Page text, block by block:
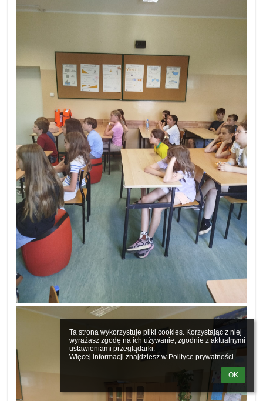
Ta strona wykorzystuje pliki cookies. Korzystając z niej
wyrażasz zgodę na ich używanie, zgodnie z aktualnymi
ustawieniami przeglądarki.
Więcej informacji znajdziesz w Polityce prywatności.
OK